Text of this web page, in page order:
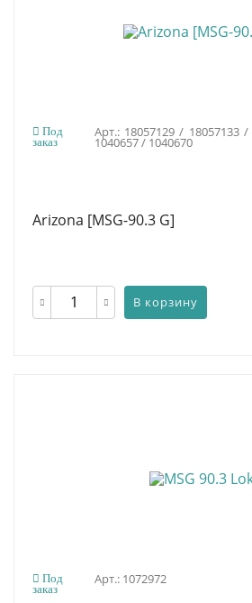
Под
заказ
Арт.: 18057129 / 18057133
1040657 / 1040670
Arizona [MSG-90.3 G]
В корзину
Под
заказ
Арт.: 1072972